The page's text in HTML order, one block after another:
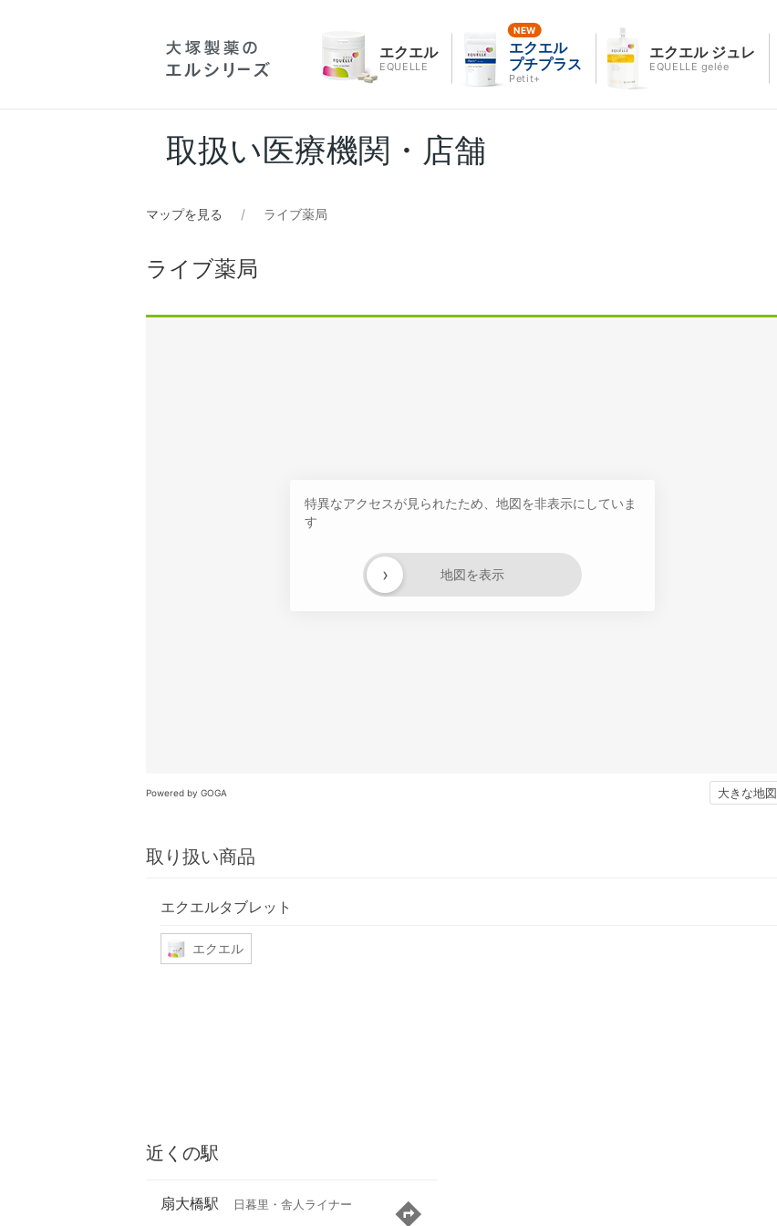
エクエル
EQUELLE
エクエル
プチプラス
Petit+
エクエル ジュレ
EQUELLE gelée
取扱い医療機関・店舗
マップを見る ライブ薬局
ライブ薬局
特異なアクセスが見られたため、地図を非表示にしていま
す
地図を表示
›
Powered by GOGA 大きな地図
取り扱い商品
エクエルタブレット
エクエル
近くの駅
扇大橋駅 日暮里・舎人ライナー